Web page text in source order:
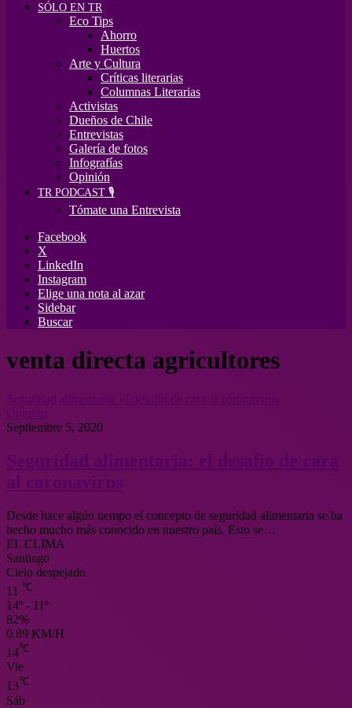
SÓLO EN TR
Eco Tips
Ahorro
Huertos
Arte y Cultura
Críticas literarias
Columnas Literarias
Activistas
Dueños de Chile
Entrevistas
Galería de fotos
Infografías
Opinión
TR PODCAST 🎙️
Tómate una Entrevista
Facebook
X
LinkedIn
Instagram
Elige una nota al azar
Sidebar
Buscar
venta directa agricultores
Septiembre 5, 2020
Desde hace algún tiempo el concepto de seguridad alimentaria se ha
hecho mucho más conocido en nuestro país. Esto se…
EL CLIMA
Santiago
Cielo despejado
11 ℃
14º - 11º
82%
0.89 KM/H
14℃
Vie
13℃
Sáb